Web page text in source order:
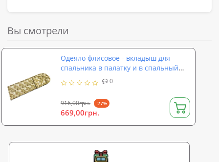
Вы смотрели
Одеяло флисовое - вкладыш для
спальника в палатку и в спальный
мешок OSPORT Pixel (TY-0035)
0
916,00грн. -27%
669,00грн.